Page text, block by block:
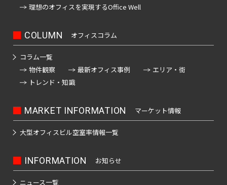
理想のオフィスを実現するOffice Well
COLUMN オフィスコラム
コラム一覧
物件観察
最新オフィス事例
エリア・街
トレンド・知識
MARKET INFORMATION マーケット情報
大型オフィスビル空室率情報一覧
INFORMATION お知らせ
ニュース一覧